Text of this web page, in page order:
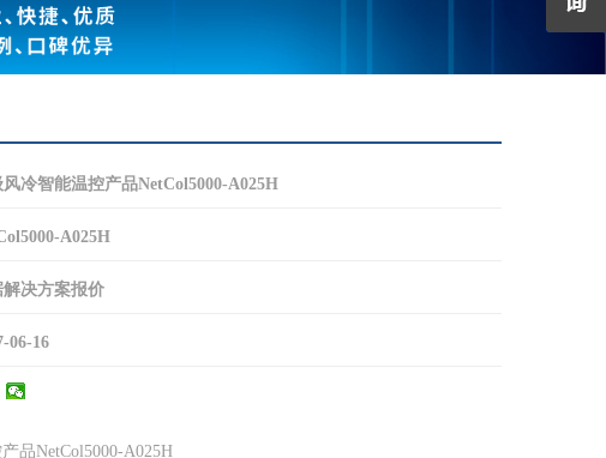
冷智能温控产品NetCol5000-A025H
A025H
解决方案报价
06-16
品NetCol5000-A025H